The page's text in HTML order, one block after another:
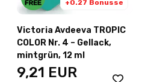
+0.27 Bonusse
Victoria Avdeeva TROPIC
COLOR Nr. 4 – Gellack,
mintgrün, 12 ml
9,21 EUR